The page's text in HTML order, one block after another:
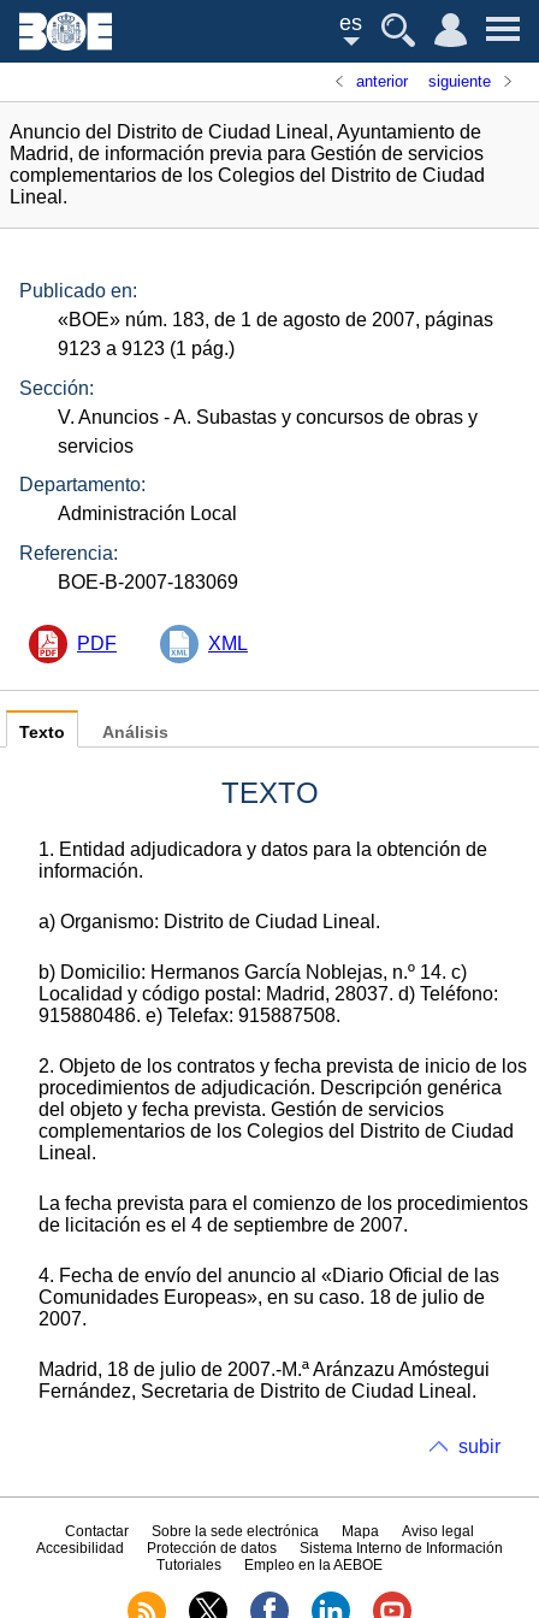
es
anterior siguiente
Anuncio del Distrito de Ciudad Lineal, Ayuntamiento de
Madrid, de información previa para Gestión de servicios
complementarios de los Colegios del Distrito de Ciudad
Lineal.
Publicado en:
«BOE» núm. 183, de 1 de agosto de 2007, páginas
9123 a 9123 (1 pág.)
Sección:
V. Anuncios - A. Subastas y concursos de obras y
servicios
Departamento:
Administración Local
Referencia:
BOE-B-2007-183069
PDF XML
Texto
TEXTO
1. Entidad adjudicadora y datos para la obtención de
información.
a) Organismo: Distrito de Ciudad Lineal.
b) Domicilio: Hermanos García Noblejas, n.º 14. c)
Localidad y código postal: Madrid, 28037. d) Teléfono:
915880486. e) Telefax: 915887508.
2. Objeto de los contratos y fecha prevista de inicio de los
procedimientos de adjudicación. Descripción genérica
del objeto y fecha prevista. Gestión de servicios
complementarios de los Colegios del Distrito de Ciudad
Lineal.
La fecha prevista para el comienzo de los procedimientos
de licitación es el 4 de septiembre de 2007.
4. Fecha de envío del anuncio al «Diario Oficial de las
Comunidades Europeas», en su caso. 18 de julio de
2007.
Madrid, 18 de julio de 2007.-M.ª Aránzazu Amóstegui
Fernández, Secretaria de Distrito de Ciudad Lineal.
Análisis
subir
Contactar Sobre la sede electrónica Mapa
Aviso legal
Accesibilidad
Protección de datos
Sistema Interno de Información
Tutoriales
Empleo en la AEBOE